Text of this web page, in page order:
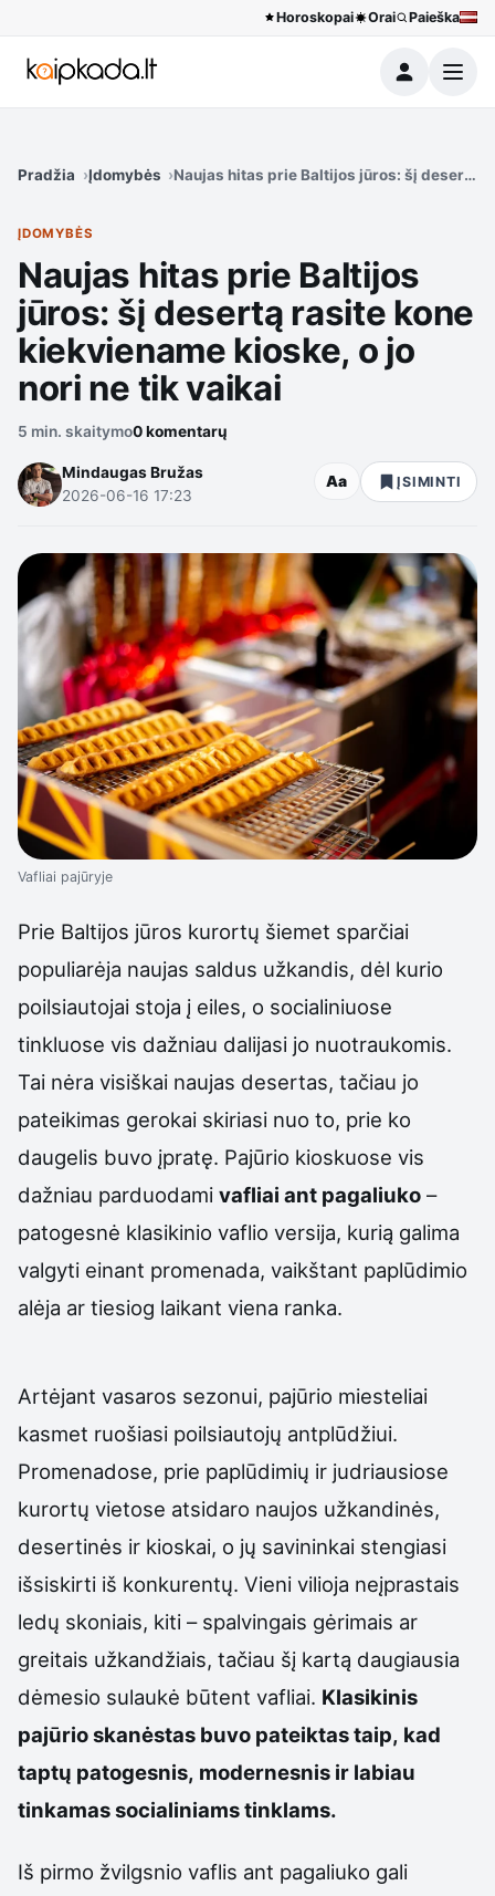
Horoskopai Orai Paieška
Meniu
Pradžia Įdomybės Naujas hitas prie Baltijos jūros: šį desertą
ĮDOMYBĖS
Naujas hitas prie Baltijos
jūros: šį desertą rasite kone
kiekviename kioske, o jo
nori ne tik vaikai
5 min. skaitymo0 komentarų
Mindaugas Bružas
2026-06-16 17:23
Aa ĮSIMINTI
Vafliai pajūryje
Prie Baltijos jūros kurortų šiemet sparčiai
populiarėja naujas saldus užkandis, dėl kurio
poilsiautojai stoja į eiles, o socialiniuose
tinkluose vis dažniau dalijasi jo nuotraukomis.
Tai nėra visiškai naujas desertas, tačiau jo
pateikimas gerokai skiriasi nuo to, prie ko
daugelis buvo įpratę. Pajūrio kioskuose vis
dažniau parduodami vafliai ant pagaliuko –
patogesnė klasikinio vaflio versija, kurią galima
valgyti einant promenada, vaikštant paplūdimio
alėja ar tiesiog laikant viena ranka.
Artėjant vasaros sezonui, pajūrio miesteliai
kasmet ruošiasi poilsiautojų antplūdžiui.
Promenadose, prie paplūdimių ir judriausiose
kurortų vietose atsidaro naujos užkandinės,
desertinės ir kioskai, o jų savininkai stengiasi
išsiskirti iš konkurentų. Vieni vilioja neįprastais
ledų skoniais, kiti – spalvingais gėrimais ar
greitais užkandžiais, tačiau šį kartą daugiausia
dėmesio sulaukė būtent vafliai. Klasikinis
pajūrio skanėstas buvo pateiktas taip, kad
taptų patogesnis, modernesnis ir labiau
tinkamas socialiniams tinklams.
Iš pirmo žvilgsnio vaflis ant pagaliuko gali